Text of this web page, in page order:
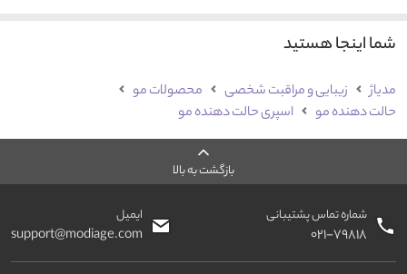
شما اینجا هستید
مدیاژ زیبایی و مراقبت شخصی
محصولات مو
حالت دهنده مو
اسپری حالت دهنده مو
بازگشت به بالا
شماره تماس پشتیبانی
۰۲۱-۷۹۸۱۸
ایمیل
support@modiage.com